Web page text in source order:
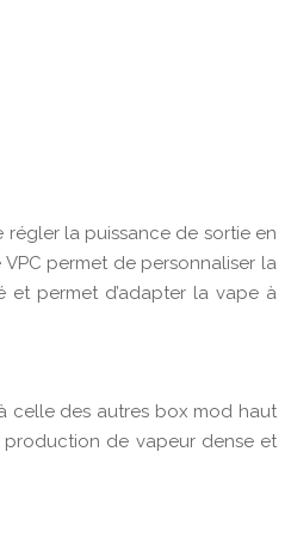
la puissance de sortie en
permet de personnaliser la
permet d’adapter la vape à
celle des autres box mod haut
production de vapeur dense et